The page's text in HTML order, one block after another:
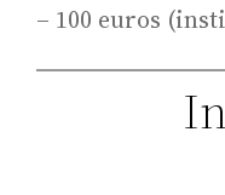
– 100 euros